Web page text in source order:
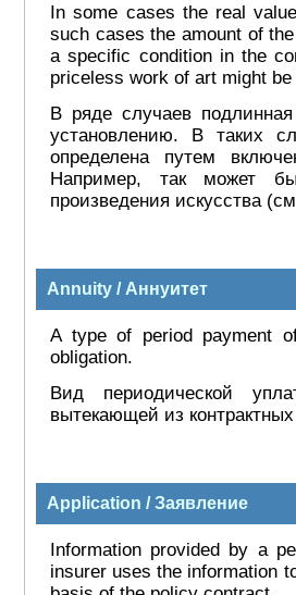
In some cases the real
such cases the amount of
a specific condition in the
priceless work of art might
В ряде случаев подлинная
установлению. В таких
определена путем
Например, так может
произведения искусства
Annuity / Аннуитет
A type of period payment
obligation.
Вид периодической
вытекающей из
Application / Заявление
Information provided by a
insurer uses the information